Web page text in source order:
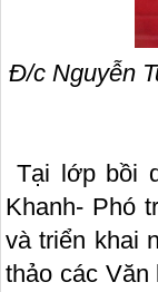
Đ/c Nguyễn
Tại lớp bồi
Khanh- Phó
và triển khai
thảo các